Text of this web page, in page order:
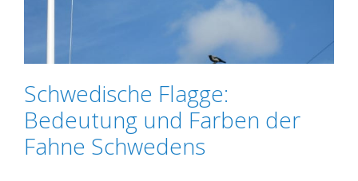
Schwedische Flagge:
Bedeutung und Farben der
Fahne Schwedens